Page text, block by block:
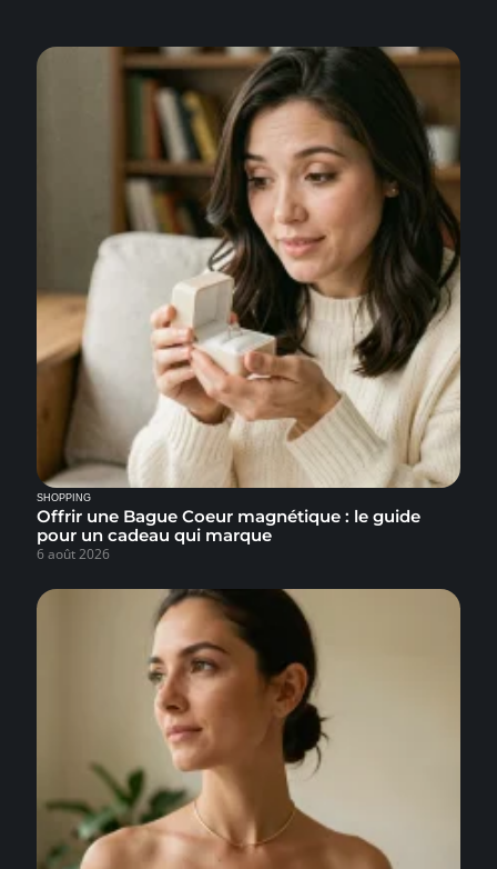
SHOPPING
Offrir une Bague Coeur magnétique : le guide
pour un cadeau qui marque
6 août 2026